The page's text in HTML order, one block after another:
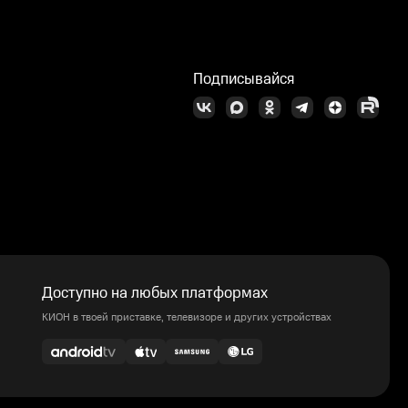
Подписывайся
Доступно на любых платформах
КИОН в твоей приставке, телевизоре и других устройствах